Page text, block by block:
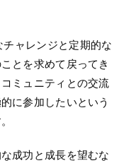
チャレンジと定期的な
とを求めて戻ってき
ミュニティとの交流
に参加したいという
成功と成長を望むな